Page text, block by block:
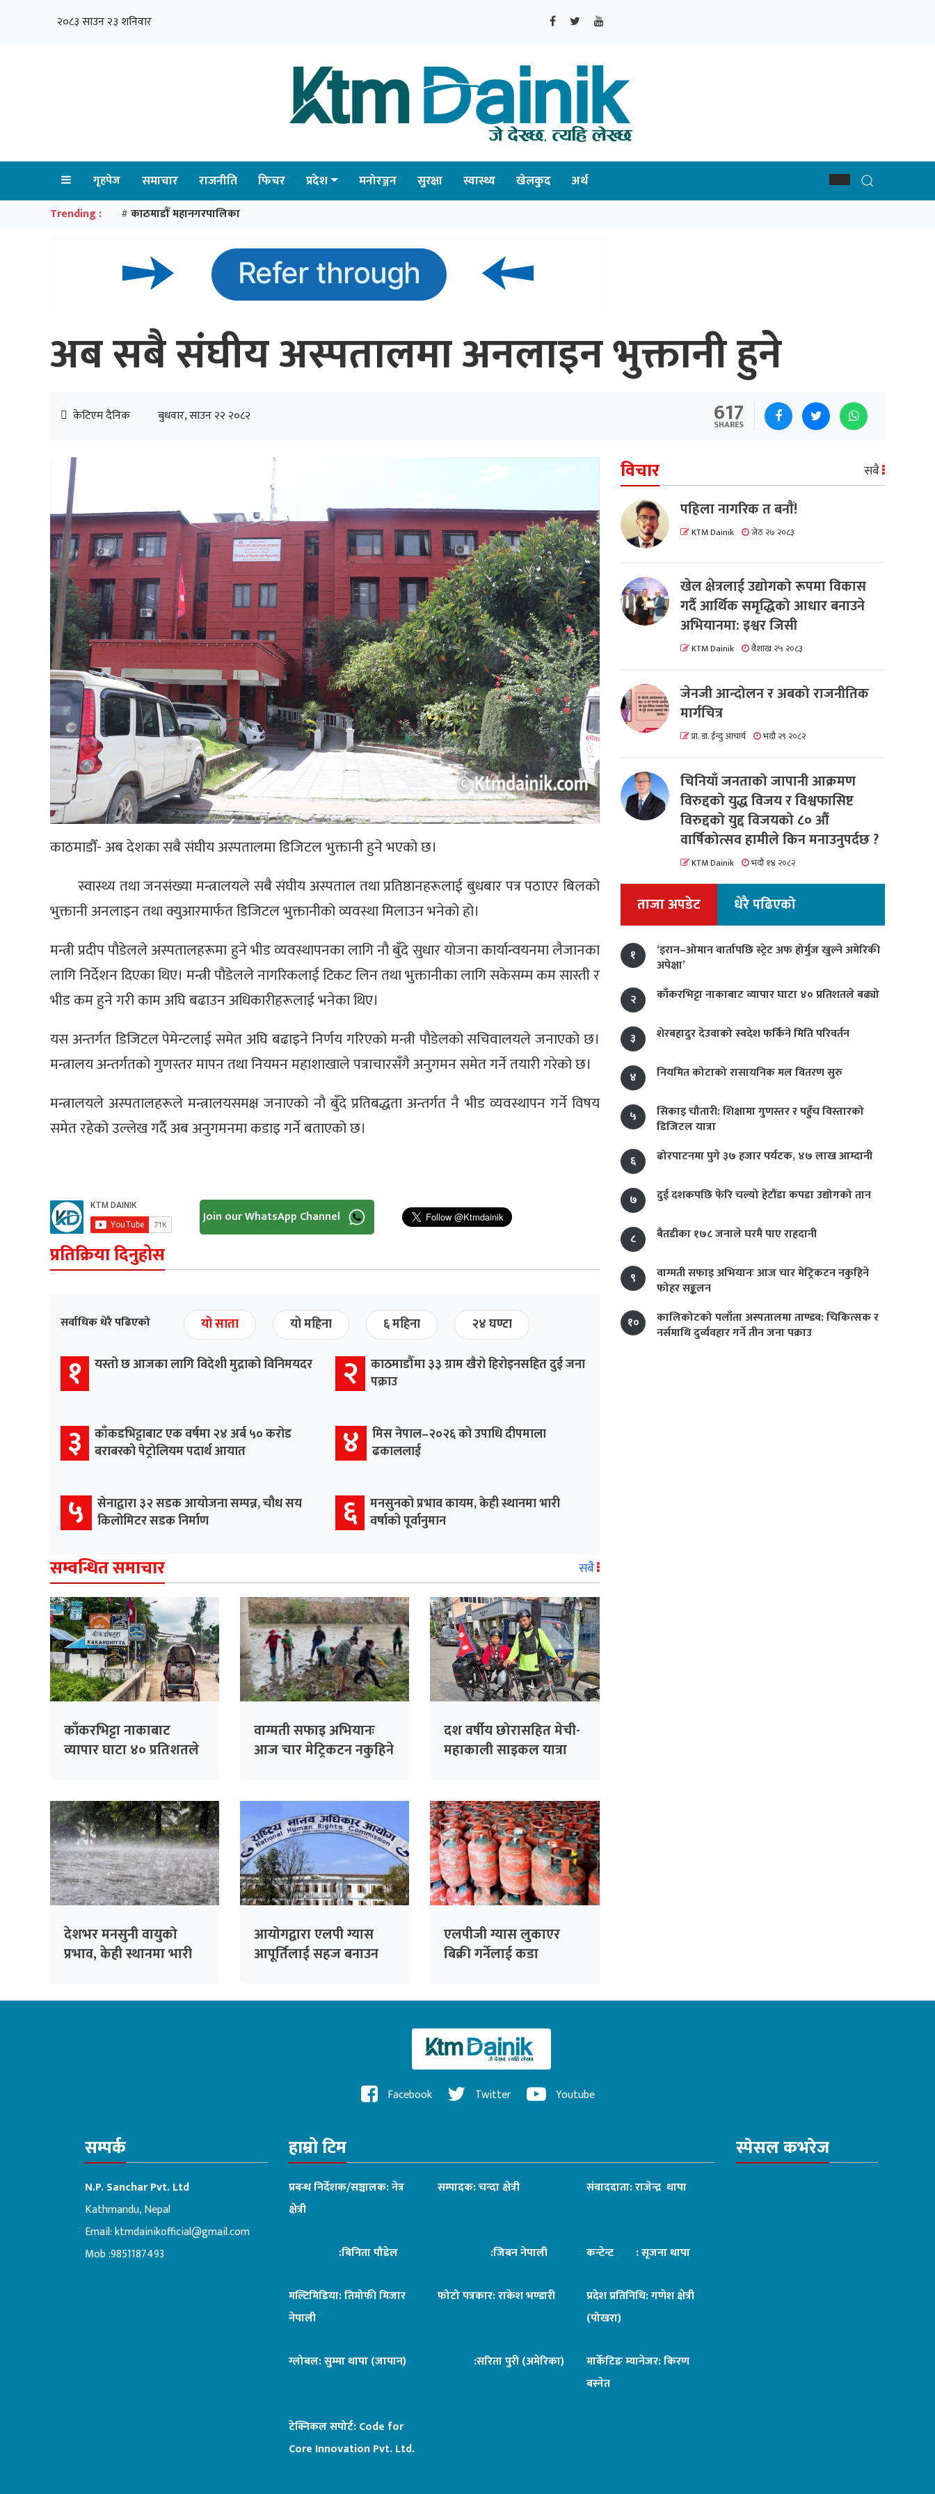
२०८३ साउन २३ शनिवार
गृहपेज समाचार राजनीति फिचर प्रदेश मनोरञ्जन सुरक्षा स्वास्थ्य खेलकुद अर्थ
Trending : # काठमाडौँ महानगरपालिका
अब सबै संघीय अस्पतालमा अनलाइन भुक्तानी हुने
केटिएम दैनिक बुधवार, साउन २२ २०८२ 617
SHARES
काठमाडौँ- अब देशका सबै संघीय अस्पतालमा डिजिटल भुक्तानी हुने भएको छ।
स्वास्थ्य तथा जनसंख्या मन्त्रालयले सबै संघीय अस्पताल तथा प्रतिष्ठानहरूलाई बुधबार पत्र पठाएर बिलको
भुक्तानी अनलाइन तथा क्युआरमार्फत डिजिटल भुक्तानीको व्यवस्था मिलाउन भनेको हो।
मन्त्री प्रदीप पौडेलले अस्पतालहरूमा हुने भीड व्यवस्थापनका लागि नौ बुँदे सुधार योजना कार्यान्वयनमा लैजानका
लागि निर्देशन दिएका थिए। मन्त्री पौडेलले नागरिकलाई टिकट लिन तथा भुक्तानीका लागि सकेसम्म कम सास्ती र
भीड कम हुने गरी काम अघि बढाउन अधिकारीहरूलाई भनेका थिए।
यस अन्तर्गत डिजिटल पेमेन्टलाई समेत अघि बढाइने निर्णय गरिएको मन्त्री पौडेलको सचिवालयले जनाएको छ।
मन्त्रालय अन्तर्गतको गुणस्तर मापन तथा नियमन महाशाखाले पत्राचारसँगै अनुगमन समेत गर्ने तयारी गरेको छ।
मन्त्रालयले अस्पतालहरूले मन्त्रालयसमक्ष जनाएको नौ बुँदे प्रतिबद्धता अन्तर्गत नै भीड व्यवस्थापन गर्ने विषय
समेत रहेको उल्लेख गर्दै अब अनुगमनमा कडाइ गर्ने बताएको छ।
Join our WhatsApp Channel
प्रतिक्रिया दिनुहोस
सर्वाधिक धेरै पढिएको यो साता यो महिना ६ महिना २४ घण्टा
१ यस्तो छ आजका लागि विदेशी मुद्राको विनिमयदर २
काठमाडौँमा ३३ ग्राम खैरो हिरोइनसहित दुई जना
पक्राउ
३
काँकडभिट्टाबाट एक वर्षमा २४ अर्ब ५० करोड
बराबरको पेट्रोलियम पदार्थ आयात
४
मिस नेपाल–२०२६ को उपाधि दीपमाला
ढकाललाई
५
सेनाद्वारा ३२ सडक आयोजना सम्पन्न, चौध सय
किलोमिटर सडक निर्माण
६ मनसुनको प्रभाव कायम, केही स्थानमा भारी
वर्षाको पूर्वानुमान
सम्वन्धित समाचार सबै
काँकरभिट्टा नाकाबाट
व्यापार घाटा ४० प्रतिशतले
वाग्मती सफाइ अभियानः
आज चार मेट्रिकटन नकुहिने
दश वर्षीय छोरासहित मेची-
महाकाली साइकल यात्रा
देशभर मनसुनी वायुको
प्रभाव, केही स्थानमा भारी
आयोगद्वारा एलपी ग्यास
आपूर्तिलाई सहज बनाउन
एलपीजी ग्यास लुकाएर
बिक्री गर्नेलाई कडा
विचार सबै
पहिला नागरिक त बनाैं!
KTM Dainik जेठ २७ २०८३
खेल क्षेत्रलाई उद्योगको रूपमा विकास
गर्दै आर्थिक समृद्धिको आधार बनाउने
अभियानमा: इश्वर जिसी
KTM Dainik वैशाख २५ २०८३
जेनजी आन्दोलन र अबको राजनीतिक
मार्गचित्र
प्रा. डा. ईन्दु आचार्य भदौ २९ २०८२
चिनियाँ जनताको जापानी आक्रमण
विरुद्दको युद्ध विजय र विश्वफासिष्ट
विरुद्दको युद्द विजयको ८० औं
वार्षिकोत्सव हामीले किन मनाउनुपर्दछ ?
KTM Dainik भदौ १४ २०८२
ताजा अपडेट धेरै पढिएको
१
‘इरान–ओमान वार्तापछि स्ट्रेट अफ होर्मुज खुल्ने अमेरिकी
अपेक्षा’
२
काँकरभिट्टा नाकाबाट व्यापार घाटा ४० प्रतिशतले बढ्यो
३ शेरबहादुर देउवाको स्वदेश फर्किने मिति परिवर्तन
४ नियमित कोटाको रासायनिक मल वितरण सुरु
५
सिकाइ चौतारी: शिक्षामा गुणस्तर र पहुँच विस्तारको
डिजिटल यात्रा
६
ढोरपाटनमा पुगे ३७ हजार पर्यटक, ४७ लाख आम्दानी
७ दुई दशकपछि फेरि चल्यो हेटौंडा कपडा उद्योगको तान
८ बैतडीका १७८ जनाले घरमै पाए राहदानी
९
वाग्मती सफाइ अभियानः आज चार मेट्रिकटन नकुहिने
फोहर सङ्कलन
१०
कालिकोटको पलाँता अस्पतालमा ताण्डव: चिकित्सक र
नर्समाथि दुर्व्यवहार गर्ने तीन जना पक्राउ
Facebook Twitter Youtube
सम्पर्क
N.P. Sanchar Pvt. Ltd
Kathmandu, Nepal
Email:ktmdainikofficial@gmail.com
Mob :9851187493
हाम्रो टिम
प्रबन्ध निर्देशक/सञ्चालक: नेत्र
क्षेत्री
सम्पादक: चन्दा क्षेत्री संवाददाता: राजेन्द्र थापा
:बिनिता पौडेल :जिबन नेपाली कन्टेन्ट : सृजना थापा
मल्टिमिडिया: तिमोफी मिजार
नेपाली
फोटो पत्रकार: राकेश भण्डारी
प्रदेश प्रतिनिधि: गणेश क्षेत्री
(पोखरा)
ग्लोबल: सुम्मा थापा (जापान) :सरिता पुरी (अमेरिका)
मार्केटिङ म्यानेजर: किरण
बस्नेत
टेक्निकल सपोर्ट:Code for
Core Innovation Pvt. Ltd.
स्पेसल कभरेज